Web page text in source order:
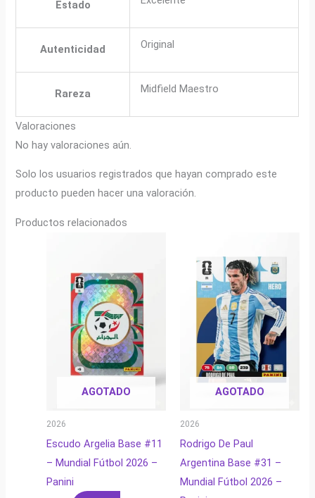
Estado
Autenticidad Original
Rareza Midfield Maestro
Valoraciones
No hay valoraciones aún.
Solo los usuarios registrados que hayan comprado este
producto pueden hacer una valoración.
Productos relacionados
AGOTADO
2026
Escudo Argelia Base #11
– Mundial Fútbol 2026 –
Panini
AGOTADO
2026
Rodrigo De Paul
Argentina Base #31 –
Mundial Fútbol 2026 –